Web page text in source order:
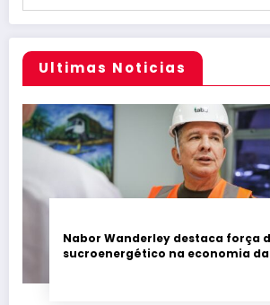
Ultimas Noticias
Nabor Wanderley destaca força
sucroenergético na economia